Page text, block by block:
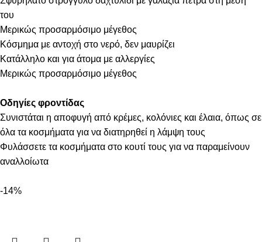
του
Μερικώς προσαρμόσιμο μέγεθος
Κόσμημα με αντοχή στο νερό, δεν μαυρίζει
Κατάλληλο και για άτομα με αλλεργίες
Μερικώς προσαρμόσιμο μέγεθος
Οδηγίες φροντίδας
Συνιστάται η αποφυγή από κρέμες, κολόνιες και έλαια, όπως σε
όλα τα κοσμήματα για να διατηρηθεί η λάμψη τους
Φυλάσσετε τα κοσμήματα στο κουτί τους για να παραμείνουν
αναλλοίωτα
-14%